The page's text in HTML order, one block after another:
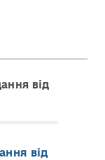
від
від